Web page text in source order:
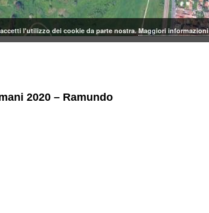
l'utilizzo dei cookie da parte nostra.Maggiori informazioni